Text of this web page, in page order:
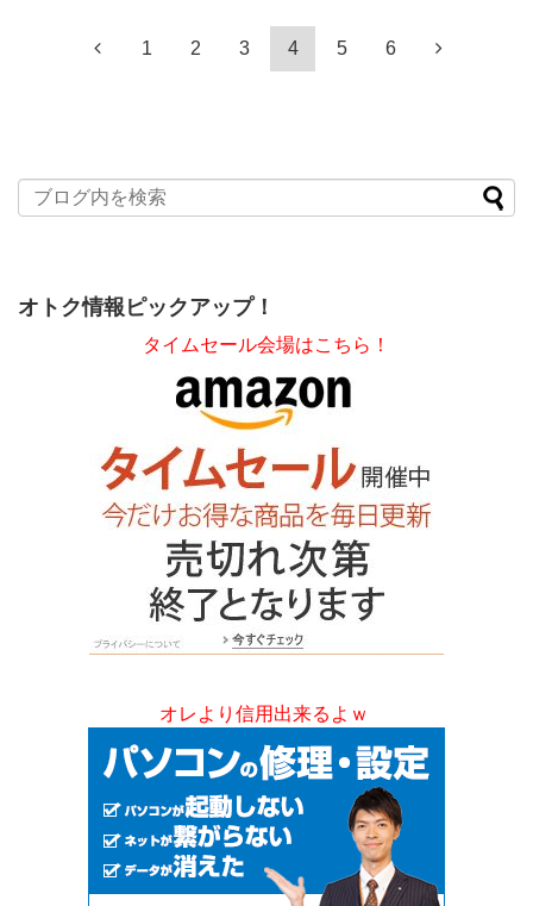
1 2 3 4 5 6
オトク情報ピックアップ！
タイムセール会場はこちら！
オレより信用出来るよｗ